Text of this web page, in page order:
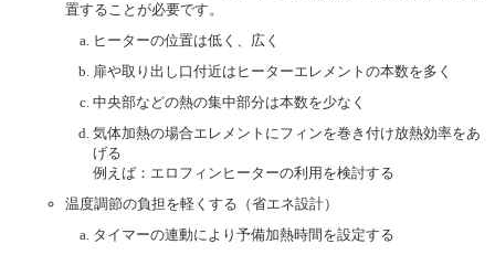
置することが必要です。
ヒーターの位置は低く、広く
扉や取り出し口付近はヒーターエレメントの本数を多く
中央部などの熱の集中部分は本数を少なく
気体加熱の場合エレメントにフィンを巻き付け放熱効率をあ
げる
例えば：エロフィンヒーターの利用を検討する
温度調節の負担を軽くする（省エネ設計）
タイマーの連動により予備加熱時間を設定する